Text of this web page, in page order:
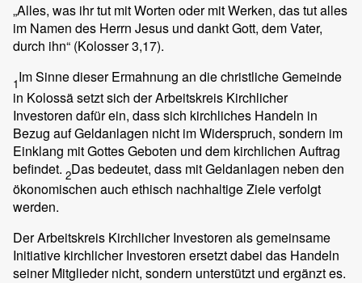
„Alles, was ihr tut mit Worten oder mit Werken, das tut alles
im Namen des Herrn Jesus und dankt Gott, dem Vater,
durch ihn“ (Kolosser 3,17).
1Im Sinne dieser Ermahnung an die christliche Gemeinde
in Kolossä setzt sich der Arbeitskreis Kirchlicher
Investoren dafür ein, dass sich kirchliches Handeln in
Bezug auf Geldanlagen nicht im Widerspruch, sondern im
Einklang mit Gottes Geboten und dem kirchlichen Auftrag
befindet. 2Das bedeutet, dass mit Geldanlagen neben den
ökonomischen auch ethisch nachhaltige Ziele verfolgt
werden.
Der Arbeitskreis Kirchlicher Investoren als gemeinsame
Initiative kirchlicher Investoren ersetzt dabei das Handeln
seiner Mitglieder nicht, sondern unterstützt und ergänzt es.